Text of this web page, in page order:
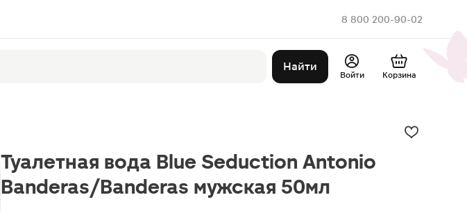
8 800 200-90-02
Найти
Войти Корзина
Туалетная вода Blue Seduction Antonio
Banderas/Banderas мужская 50мл